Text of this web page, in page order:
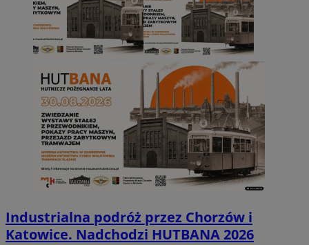
Industrialna podróż przez Chorzów i
Katowice. Nadchodzi HUTBANA 2026